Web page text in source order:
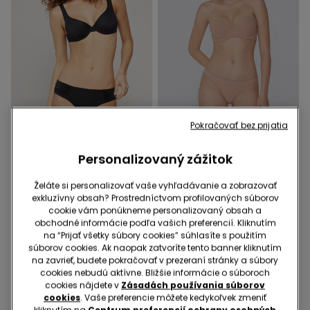
Bikinové Nohavičky s
Vysokým Pásom a
Riasením z Recyklovaného
Mikrovlákna
6,00 €-40%
-50% na 2. podprsenku
5 Farba v zľave
Vystužená Pásová
Dekoltová Podprsenka z
Recyklovaného
Mikrovlákna
17,99 €
Personalizovaný zážitok
Želáte si personalizovať vaše vyhľadávanie a zobrazovať
exkluzívny obsah? Prostredníctvom profilovaných súborov
cookie vám ponúkneme personalizovaný obsah a
obchodné informácie podľa vašich preferencií. Kliknutím
na “Prijať všetky súbory cookies” súhlasíte s použitím
súborov cookies. Ak naopak zatvoríte tento banner kliknutím
na zavrieť, budete pokračovať v prezeraní stránky a súbory
cookies nebudú aktívne. Bližšie informácie o súboroch
cookies nájdete v Zásadách používania súborov
cookies. Vaše preferencie môžete kedykoľvek zmeniť
Pokračovať bez prijatia